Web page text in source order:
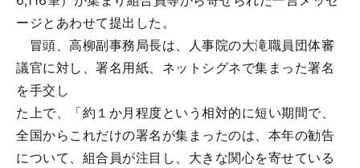
ージとあわせて提出した。
冒頭、高柳副事務局長は、人事院の大滝職員団体審
議官に対し、署名用紙、ネットシグネで集まった署名
を手交し
た上で、「約１か月程度という相対的に短い期間で、
全国からこれだけの署名が集まったのは、本年の勧告
について、組合員が注目し、大きな関心を寄せている